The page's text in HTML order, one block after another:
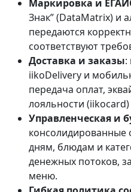
Маркировка и
Знак” (DataMatrix) и
передаются
соответствуют
Доставка и заказы:
iikoDelivery и
передача оплат,
лояльности (iikocard)
Управленческая и
консолидированные
дням, блюдам и
денежных потоков,
меню.